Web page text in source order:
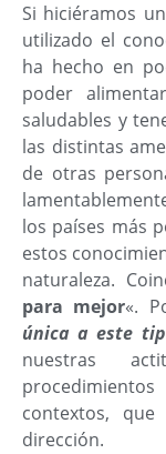
Si hiciéramos
utilizado el
ha hecho en
poder
saludables y
las distintas
de otras
los países más
estos
naturaleza.
para mejor«.
única a este
nuestras
contextos,
dirección.